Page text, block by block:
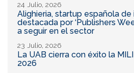
24 Julio, 2026
Alighieria, startup española
destacada por ‘Publishers
a seguir en el sector
23 Julio, 2026
La UAB cierra con éxito la
2026